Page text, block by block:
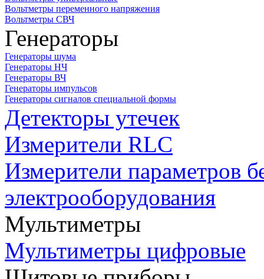
Вольтметры переменного напряжения
Вольтметры СВЧ
Генераторы
Генераторы шума
Генераторы НЧ
Генераторы ВЧ
Генераторы импульсов
Генераторы сигналов специальной формы
Детекторы утечек
Измерители RLC
Измерители параметров
электрооборудования
Мультиметры
Мультиметры цифровые